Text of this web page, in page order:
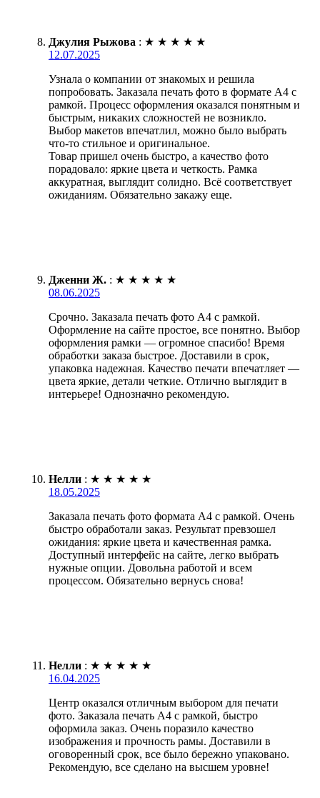
Джулия Рыжова : ★ ★ ★ ★ ★
12.07.2025
Узнала о компании от знакомых и решила
попробовать. Заказала печать фото в формате А4 с
рамкой. Процесс оформления оказался понятным и
быстрым, никаких сложностей не возникло.
Выбор макетов впечатлил, можно было выбрать
что-то стильное и оригинальное.
Товар пришел очень быстро, а качество фото
порадовало: яркие цвета и четкость. Рамка
аккуратная, выглядит солидно. Всё соответствует
ожиданиям. Обязательно закажу еще.
Дженни Ж. : ★ ★ ★ ★ ★
08.06.2025
Срочно. Заказала печать фото А4 с рамкой.
Оформление на сайте простое, все понятно. Выбор
оформления рамки — огромное спасибо! Время
обработки заказа быстрое. Доставили в срок,
упаковка надежная. Качество печати впечатляет —
цвета яркие, детали четкие. Отлично выглядит в
интерьере! Однозначно рекомендую.
Нелли : ★ ★ ★ ★ ★
18.05.2025
Заказала печать фото формата А4 с рамкой. Очень
быстро обработали заказ. Результат превзошел
ожидания: яркие цвета и качественная рамка.
Доступный интерфейс на сайте, легко выбрать
нужные опции. Довольна работой и всем
процессом. Обязательно вернусь снова!
Нелли : ★ ★ ★ ★ ★
16.04.2025
Центр оказался отличным выбором для печати
фото. Заказала печать А4 с рамкой, быстро
оформила заказ. Очень поразило качество
изображения и прочность рамы. Доставили в
оговоренный срок, все было бережно упаковано.
Рекомендую, все сделано на высшем уровне!